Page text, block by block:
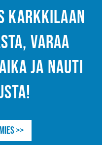
Karkkilaan
varaa
ja nauti
>>